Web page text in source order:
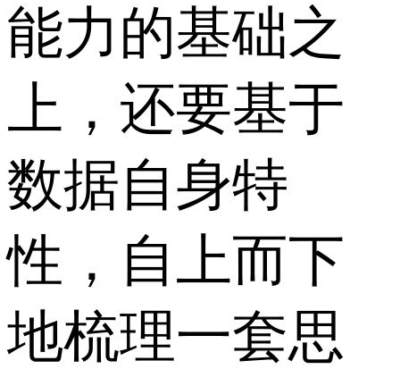
能力的基础之
上，还要基于
数据自身特
性，自上而下
地梳理一套思